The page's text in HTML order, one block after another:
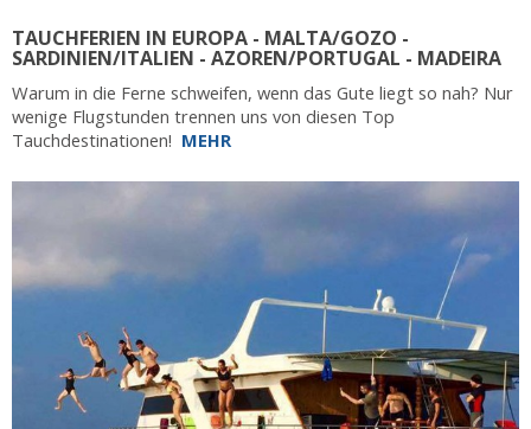
TAUCHFERIEN IN EUROPA - MALTA/GOZO -
SARDINIEN/ITALIEN - AZOREN/PORTUGAL - MADEIRA
Warum in die Ferne schweifen, wenn das Gute liegt so nah? Nur
wenige Flugstunden trennen uns von diesen Top
Tauchdestinationen! MEHR